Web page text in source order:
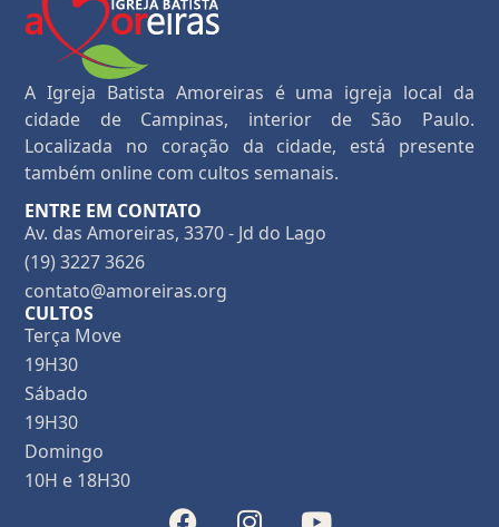
A Igreja Batista Amoreiras é uma igreja local da
cidade de Campinas, interior de São Paulo.
Localizada no coração da cidade, está presente
também online com cultos semanais.
ENTRE EM CONTATO
Av. das Amoreiras, 3370 - Jd do Lago
(19) 3227 3626
contato@amoreiras.org
CULTOS
Terça Move
19H30
Sábado
19H30
Domingo
10H e 18H30